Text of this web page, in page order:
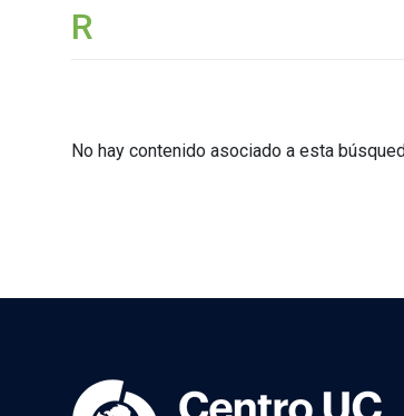
R
No hay contenido asociado a esta